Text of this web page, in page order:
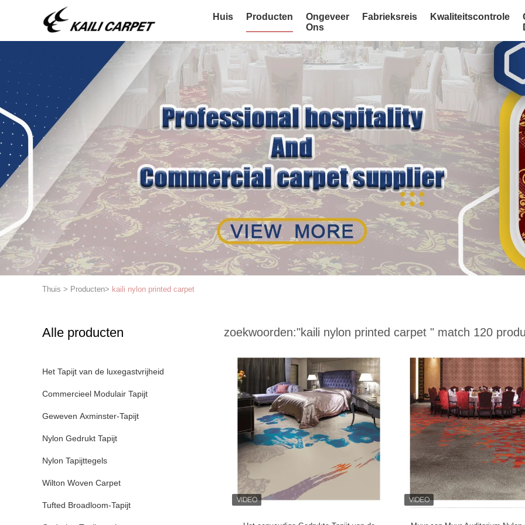
Huis Producten
Ongeveer
Ons
Fabrieksreis Kwaliteitscontrole
Thuis > Producten> kaili nylon printed carpet
Alle producten
Het Tapijt van de luxegastvrijheid
Commercieel Modulair Tapijt
Geweven Axminster-Tapijt
Nylon Gedrukt Tapijt
Nylon Tapijttegels
Wilton Woven Carpet
Tufted Broadloom-Tapijt
zoekwoorden:"kaili nylon printed carpet " match 120